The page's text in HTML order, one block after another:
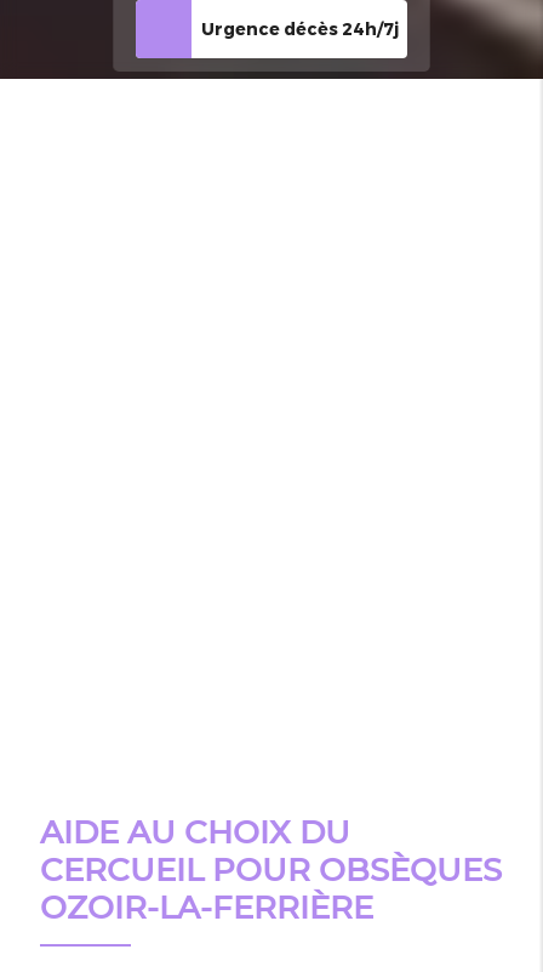
Urgence décès 24h/7j
AIDE AU CHOIX DU
CERCUEIL POUR OBSÈQUES
OZOIR-LA-FERRIÈRE